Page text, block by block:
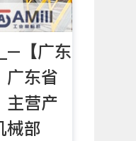
【广东
广东省
主营产
械部